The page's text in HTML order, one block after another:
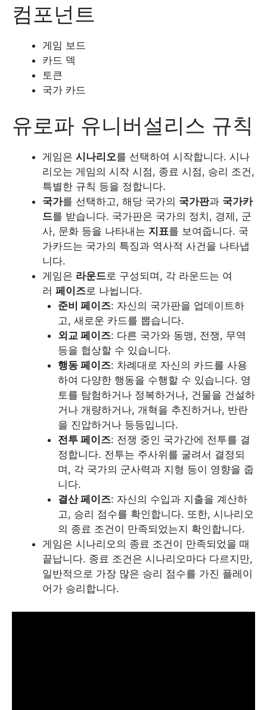
컴포넌트
게임 보드
카드 덱
토큰
국가 카드
유로파 유니버설리스 규칙
게임은 시나리오를 선택하여 시작합니다. 시나
리오는 게임의 시작 시점, 종료 시점, 승리 조건,
특별한 규칙 등을 정합니다.
국가를 선택하고, 해당 국가의 국가판과 국가카
드를 받습니다. 국가판은 국가의 정치, 경제, 군
사, 문화 등을 나타내는 지표를 보여줍니다. 국
가카드는 국가의 특징과 역사적 사건을 나타냅
니다.
게임은 라운드로 구성되며, 각 라운드는 여
러 페이즈로 나뉩니다.
준비 페이즈: 자신의 국가판을 업데이트하
고, 새로운 카드를 뽑습니다.
외교 페이즈: 다른 국가와 동맹, 전쟁, 무역
등을 협상할 수 있습니다.
행동 페이즈: 차례대로 자신의 카드를 사용
하여 다양한 행동을 수행할 수 있습니다. 영
토를 탐험하거나 정복하거나, 건물을 건설하
거나 개량하거나, 개혁을 추진하거나, 반란
을 진압하거나 등등입니다.
전투 페이즈: 전쟁 중인 국가간에 전투를 결
정합니다. 전투는 주사위를 굴려서 결정되
며, 각 국가의 군사력과 지형 등이 영향을 줍
니다.
결산 페이즈: 자신의 수입과 지출을 계산하
고, 승리 점수를 확인합니다. 또한, 시나리오
의 종료 조건이 만족되었는지 확인합니다.
게임은 시나리오의 종료 조건이 만족되었을 때
끝납니다. 종료 조건은 시나리오마다 다르지만,
일반적으로 가장 많은 승리 점수를 가진 플레이
어가 승리합니다.